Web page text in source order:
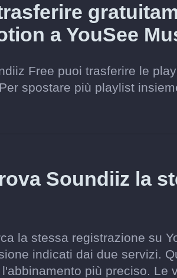
a YouSee
Free puoi trasferire le
spostare più playlist
Soundiiz la
la stessa registrazione su
indicati dai due servizi.
più preciso. Le